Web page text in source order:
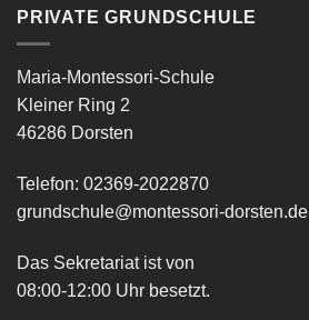
PRIVATE GRUNDSCHULE
Maria-Montessori-Schule
Kleiner Ring 2
46286 Dorsten
Telefon: 02369-2022870
grundschule@montessori-dorsten.de
Das Sekretariat ist von
08:00-12:00 Uhr besetzt.